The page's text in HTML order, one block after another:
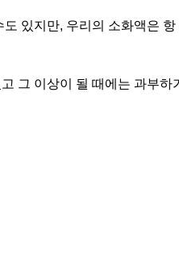
있지만, 우리의 소화액은 항
그 이상이 될 때에는 과부하